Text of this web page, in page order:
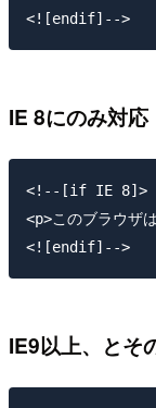
IE 8にのみ対応
<!--[if IE 8]>
<p>このブラウザ
IE9以上、とそ